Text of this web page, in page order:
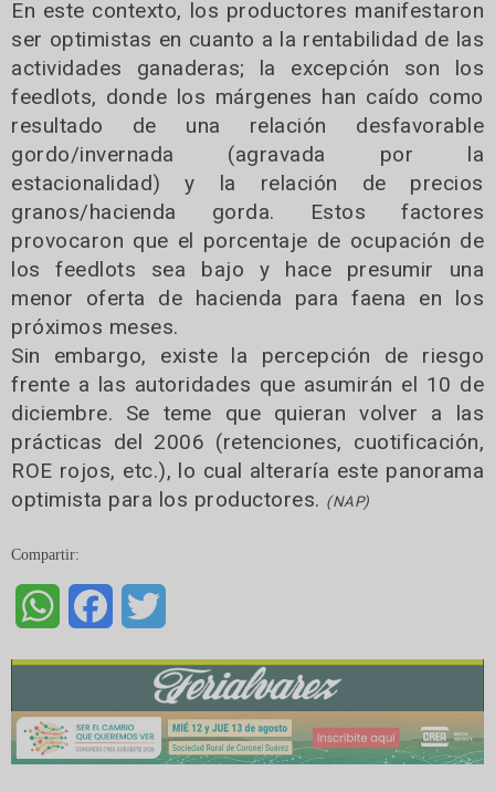
En este contexto, los productores manifestaron
ser optimistas en cuanto a la rentabilidad de las
actividades ganaderas; la excepción son los
feedlots, donde los márgenes han caído como
resultado de una relación desfavorable
gordo/invernada (agravada por la
estacionalidad) y la relación de precios
granos/hacienda gorda. Estos factores
provocaron que el porcentaje de ocupación de
los feedlots sea bajo y hace presumir una
menor oferta de hacienda para faena en los
próximos meses.
Sin embargo, existe la percepción de riesgo
frente a las autoridades que asumirán el 10 de
diciembre. Se teme que quieran volver a las
prácticas del 2006 (retenciones, cuotificación,
ROE rojos, etc.), lo cual alteraría este panorama
optimista para los productores. (NAP)
Compartir:
WhatsAppFacebook